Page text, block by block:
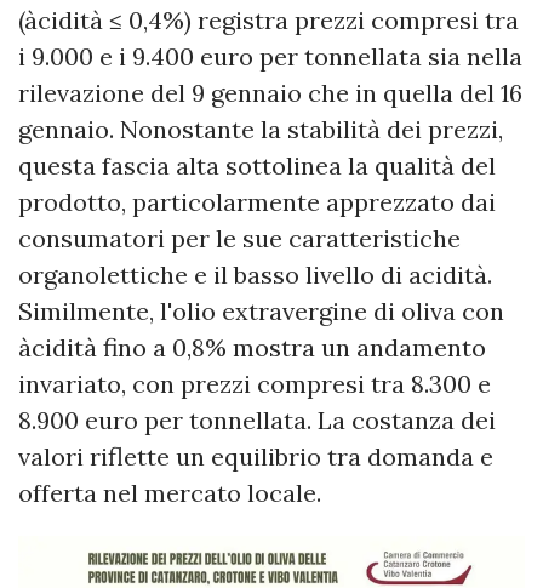
(àcidità ≤ 0,4%) registra prezzi compresi tra
i 9.000 e i 9.400 euro per tonnellata sia nella
rilevazione del 9 gennaio che in quella del 16
gennaio. Nonostante la stabilità dei prezzi,
questa fascia alta sottolinea la qualità del
prodotto, particolarmente apprezzato dai
consumatori per le sue caratteristiche
organolettiche e il basso livello di acidità.
Similmente, l'olio extravergine di oliva con
àcidità fino a 0,8% mostra un andamento
invariato, con prezzi compresi tra 8.300 e
8.900 euro per tonnellata. La costanza dei
valori riflette un equilibrio tra domanda e
offerta nel mercato locale.